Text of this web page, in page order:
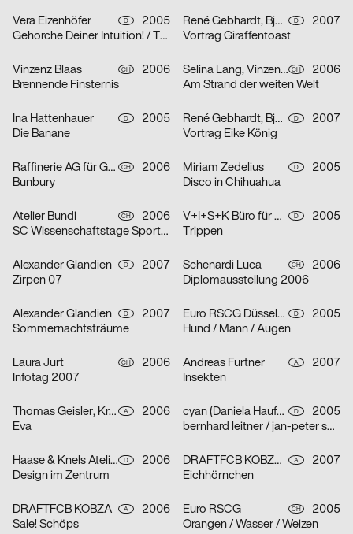
Vera Eizenhöfer D
2005
Gehorche Deiner Intuition! / Traue Deinem Reflex!
René Gebhardt, Björn Kernspeckt, Sebastian Locke D
2007
Vortrag Giraffentoast
Vinzenz Blaas CH
2006
Brennende Finsternis
Selina Lang, Vinzenz Blaas CH
2006
Am Strand der weiten Welt
Ina Hattenhauer D
2005
Die Banane
René Gebhardt, Björn Kernspeckt, Sebastian Locke D
2007
Vortrag Eike König
Raffinerie AG für Gestaltung CH
2006
Bunbury
Miriam Zedelius D
2005
Disco in Chihuahua
Atelier Bundi CH
2006
SC Wissenschaftstage Sport/Biel
V+I+S+K Büro für Visuelle Kommunikation D
2005
Trippen
Alexander Glandien D
2007
Zirpen 07
Schenardi Luca CH
2006
Diplomausstellung 2006
Alexander Glandien D
2007
Sommernachtsträume
Euro RSCG Düsseldorf D
2005
Hund / Mann / Augen
Laura Jurt CH
2006
Infotag 2007
Andreas Furtner A
2007
Insekten
Thomas Geisler, Kramar, Christof Nardin A
2006
Eva
cyan (Daniela Haufe + Detlef Fiedler) D
2005
bernhard leitner / jan-peter sonntag
Haase & Knels Atelier für Gestaltung D
2006
Design im Zentrum
DRAFTFCB KOBZA, Andreas Furtner A
2007
Eichhörnchen
DRAFTFCB KOBZA A
2006
Sale! Schöps
Euro RSCG CH
2005
Orangen / Wasser / Weizen